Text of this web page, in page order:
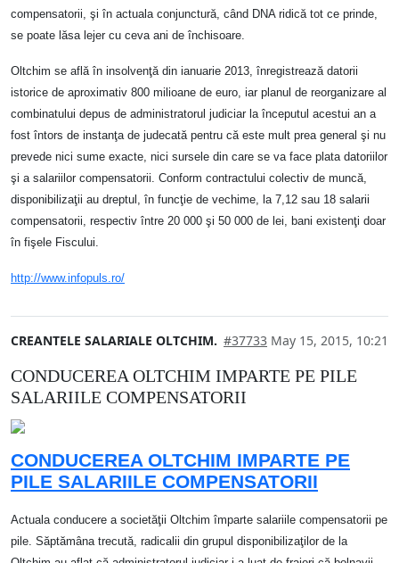
compensatorii, şi în actuala conjunctură, când DNA ridică tot ce prinde,
se poate lăsa lejer cu ceva ani de închisoare.
Oltchim se află în insolvenţă din ianuarie 2013, înregistrează datorii
istorice de aproximativ 800 milioane de euro, iar planul de reorganizare al
combinatului depus de administratorul judiciar la începutul acestui an a
fost întors de instanţa de judecată pentru că este mult prea general şi nu
prevede nici sume exacte, nici sursele din care se va face plata datoriilor
şi a salariilor compensatorii. Conform contractului colectiv de muncă,
disponibilizaţii au dreptul, în funcţie de vechime, la 7,12 sau 18 salarii
compensatorii, respectiv între 20 000 şi 50 000 de lei, bani existenţi doar
în fişele Fiscului.
http://www.infopuls.ro/
CREANTELE SALARIALE OLTCHIM. #37733 May 15, 2015, 10:21
CONDUCEREA OLTCHIM IMPARTE PE PILE
SALARIILE COMPENSATORII
CONDUCEREA OLTCHIM IMPARTE PE
PILE SALARIILE COMPENSATORII
Actuala conducere a societăţii Oltchim împarte salariile compensatorii pe
pile. Săptămâna trecută, radicalii din grupul disponibilizaţilor de la